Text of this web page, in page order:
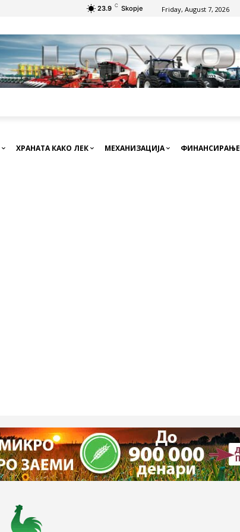
23.9 C Skopje Friday, August 7, 2026
ХРАНАТА КАКО ЛЕК МЕХАНИЗАЦИЈА ФИНАНСИРАЊЕ